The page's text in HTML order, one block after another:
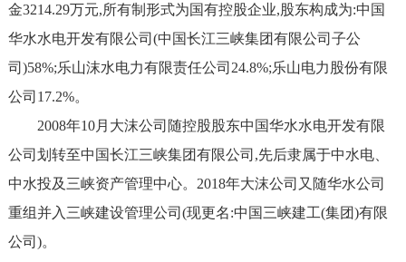
金3214.29万元,所有制形式为国有控股企业,股东构成为:中国
华水水电开发有限公司(中国长江三峡集团有限公司子公
司)58%;乐山沫水电力有限责任公司24.8%;乐山电力股份有限
公司17.2%。
2008年10月大沫公司随控股股东中国华水水电开发有限
公司划转至中国长江三峡集团有限公司,先后隶属于中水电、
中水投及三峡资产管理中心。2018年大沫公司又随华水公司
重组并入三峡建设管理公司(现更名:中国三峡建工(集团)有限
公司)。